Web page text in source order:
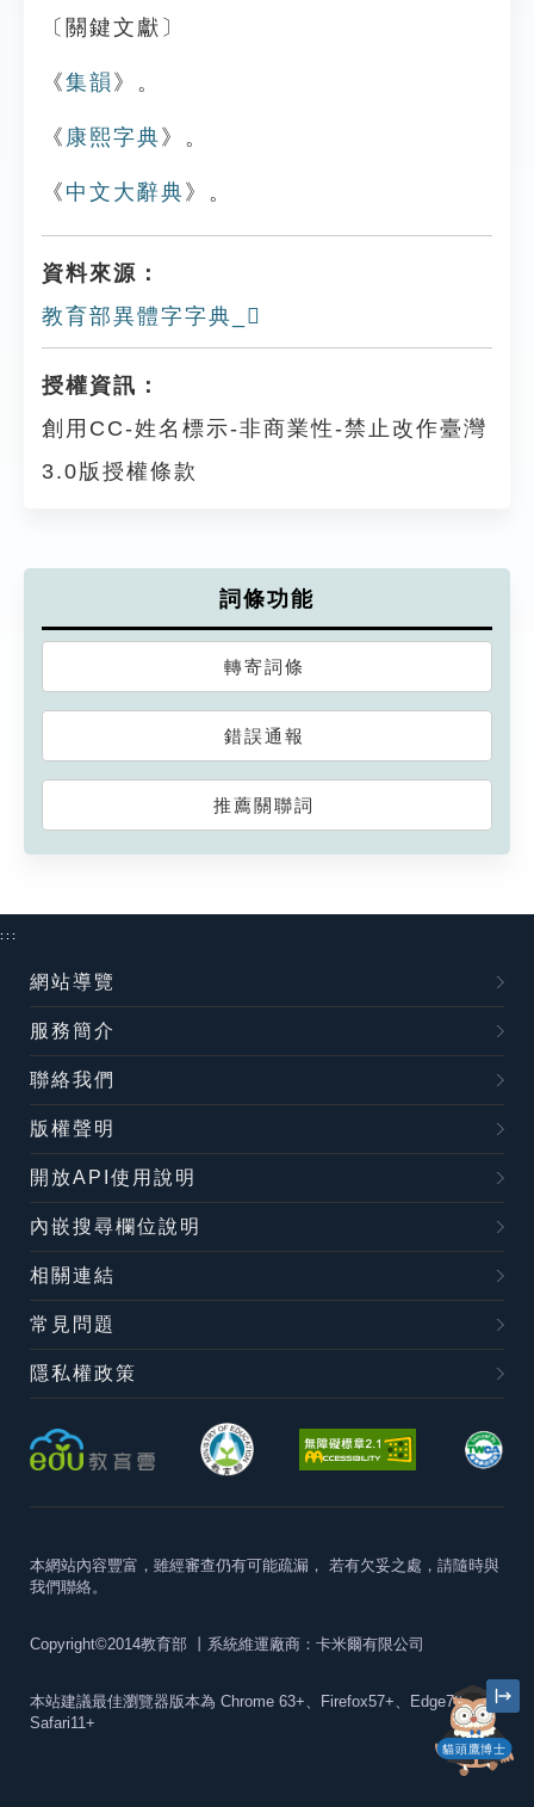
〔關鍵文獻〕
《集韻 》。
《 康熙字典 》。
《 中文大辭典 》。
資料來源：
教育部異體字字典_𥊬
授權資訊：
創用CC-姓名標示-非商業性-禁止改作臺灣
3.0版授權條款
詞條功能
轉寄詞條
錯誤通報
推薦關聯詞
貓頭鷹博士
:::
網站導覽
服務簡介
聯絡我們
版權聲明
開放API使用說明
內嵌搜尋欄位說明
相關連結
常見問題
隱私權政策
本網站內容豐富，雖經審查仍有可能疏漏， 若有欠妥之處，請隨時與
我們聯絡。
Copyright©2014教育部 丨系統維運廠商：卡米爾有限公司
本站建議最佳瀏覽器版本為 Chrome 63+、Firefox57+、Edge79+及
Safari11+